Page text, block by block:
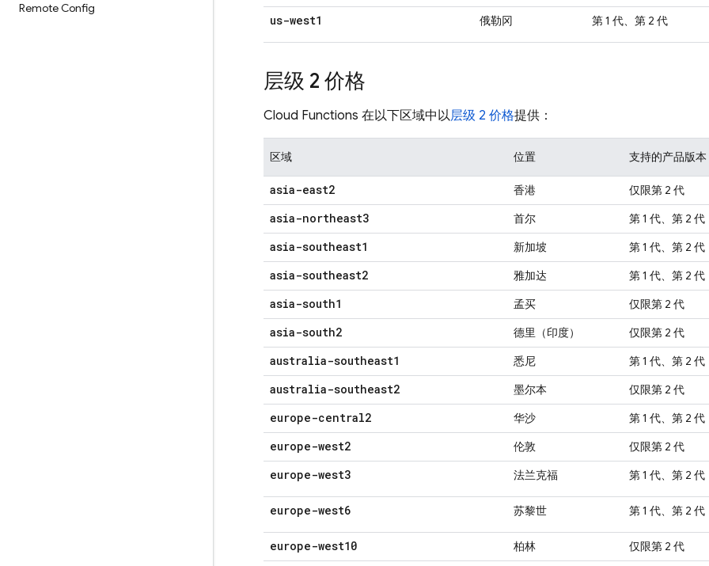
Remote Config
us-west1 俄勒冈 第 1 代、第 2 代
层级 2 价格
Cloud Functions 在以下区域中以层级 2 价格提供：
区域 位置 支持的产品版本
asia-east2 香港 仅限第 2 代
asia-northeast3 首尔 第 1 代、第 2 代
asia-southeast1 新加坡 第 1 代、第 2 代
asia-southeast2 雅加达 第 1 代、第 2 代
asia-south1 孟买 仅限第 2 代
asia-south2 德里（印度） 仅限第 2 代
australia-southeast1 悉尼 第 1 代、第 2 代
australia-southeast2 墨尔本 仅限第 2 代
europe-central2 华沙 第 1 代、第 2 代
europe-west2 伦敦 仅限第 2 代
europe-west3 法兰克福 第 1 代、第 2 代
europe-west6 苏黎世 第 1 代、第 2 代
europe-west10 柏林 仅限第 2 代